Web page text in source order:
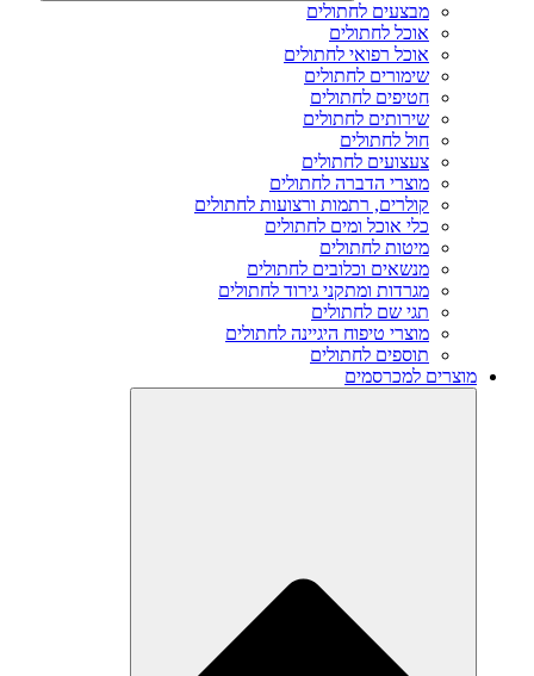
מבצעים לחתולים
אוכל לחתולים
אוכל רפואי לחתולים
שימורים לחתולים
חטיפים לחתולים
שירותים לחתולים
חול לחתולים
צעצועים לחתולים
מוצרי הדברה לחתולים
קולרים, רתמות ורצועות לחתולים
כלי אוכל ומים לחתולים
מיטות לחתולים
מנשאים וכלובים לחתולים
מגרדות ומתקני גירוד לחתולים
תגי שם לחתולים
מוצרי טיפוח היגיינה לחתולים
תוספים לחתולים
מוצרים למכרסמים